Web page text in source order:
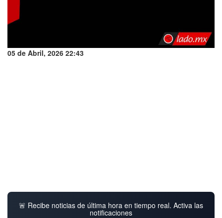
05 de Abril, 2026 22:43
🚨 Recibe noticias de última hora en tiempo real. Activa las
notificaciones